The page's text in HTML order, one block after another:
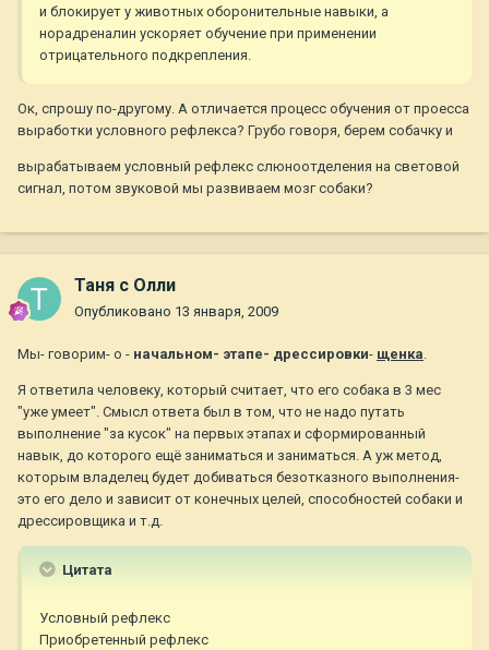
и блокирует у животных оборонительные навыки, а
норадреналин ускоряет обучение при применении
отрицательного подкрепления.
Ок, спрошу по-другому. А отличается процесс обучения от проесса
выработки условного рефлекса? Грубо говоря, берем собачку и
вырабатываем условный рефлекс слюноотделения на световой
сигнал, потом звуковой мы развиваем мозг собаки?
Таня с Олли
Опубликовано 13 января, 2009
Мы- говорим- о - начальном- этапе- дрессировки- щенка.
Я ответила человеку, который считает, что его собака в 3 мес
"уже умеет". Смысл ответа был в том, что не надо путать
выполнение "за кусок" на первых этапах и сформированный
навык, до которого ещё заниматься и заниматься. А уж метод,
которым владелец будет добиваться безотказного выполнения-
это его дело и зависит от конечных целей, способностей собаки и
дрессировщика и т.д.
Цитата
Условный рефлекс
Приобретенный рефлекс